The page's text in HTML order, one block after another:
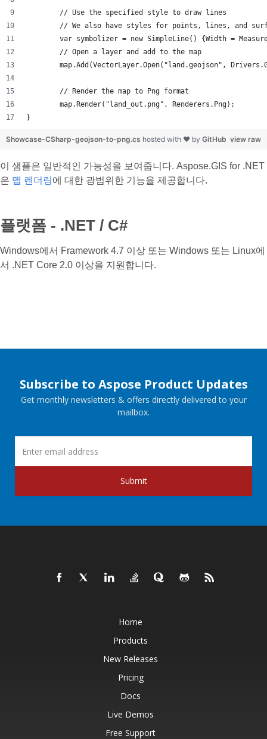
	// Use the specified style to draw lines
// We also have styles for points, lines, and
var symbolizer = new SimpleLine() {Width =
	// Open a layer and add to the map
map.Add(VectorLayer.Open("land.geojson",
	// Render the map to Png format
	map.Render("land_out.png", Renderers.Png);
}
view raw
Showcase-CSharp-geojson-to-png.cs hosted with ❤ by GitHub
이 샘플은 일반적인 가능성을 보여줍니다. Aspose.GIS for .NET
은 맵 렌더링에 대한 광범위한 기능을 제공합니다.
플랫폼 - .NET / C#
Windows에서 Framework 4.7 이상 또는 Windows 또는 Linux에
서 .NET Core 2.0 이상을 지원합니다.
Subscribe to Aspose Product Updates
Get monthly newsletters & offers directly delivered to your
mailbox.
Submit
Home
Products
New Releases
Pricing
Docs
Live Demos
Free Support